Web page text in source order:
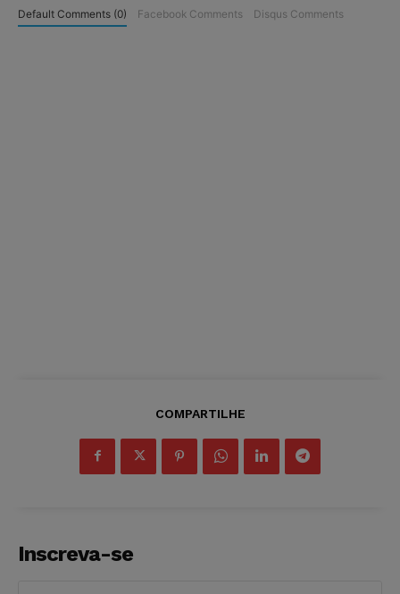
Default Comments (0) Facebook Comments Disqus Comments
COMPARTILHE
Inscreva-se